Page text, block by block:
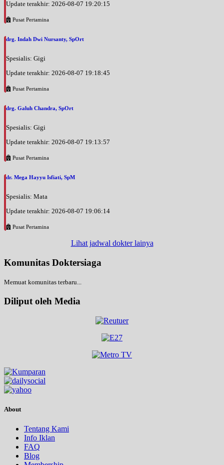
Update terakhir: 2026-08-07 19:20:15
Pusat Pertamina
drg. Indah Dwi Nursanty, SpOrt
Spesialis: Gigi
Update terakhir: 2026-08-07 19:18:45
Pusat Pertamina
drg. Galuh Chandra, SpOrt
Spesialis: Gigi
Update terakhir: 2026-08-07 19:13:57
Pusat Pertamina
dr. Mega Hayyu Isfiati, SpM
Spesialis: Mata
Update terakhir: 2026-08-07 19:06:14
Pusat Pertamina
Lihat jadwal dokter lainya
Komunitas Doktersiaga
Memuat komunitas terbaru...
Diliput oleh Media
About
Tentang Kami
Info Iklan
FAQ
Blog